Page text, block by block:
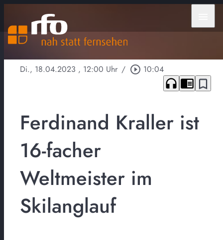
Di., 18.04.2023 , 12:00 Uhr / play_circle_outline 10:04
headphones chrome_reader_mode bookmark_border
Ferdinand Kraller ist
16-facher
Weltmeister im
Skilanglauf